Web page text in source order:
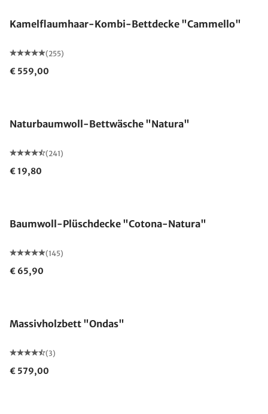
Kamelflaumhaar-Kombi-Bettdecke "Cammello"
(255)
€ 559,00
Naturbaumwoll-Bettwäsche "Natura"
(241)
€ 19,80
Baumwoll-Plüschdecke "Cotona-Natura"
(145)
€ 65,90
Massivholzbett "Ondas"
(3)
€ 579,00